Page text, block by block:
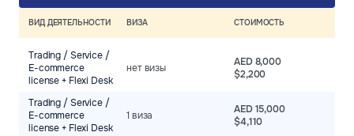
ВИД ДЕЯТЕЛЬНОСТИ ВИЗА СТОИМОСТЬ
Trading / Service /
E-commerce
license + Flexi Desk
нет визы
AED 8,000
$2,200
Trading / Service /
E-commerce
license + Flexi Desk
1 виза
AED 15,000
$4,110